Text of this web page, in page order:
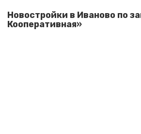
Новостройки в Иваново по
Кооперативная»